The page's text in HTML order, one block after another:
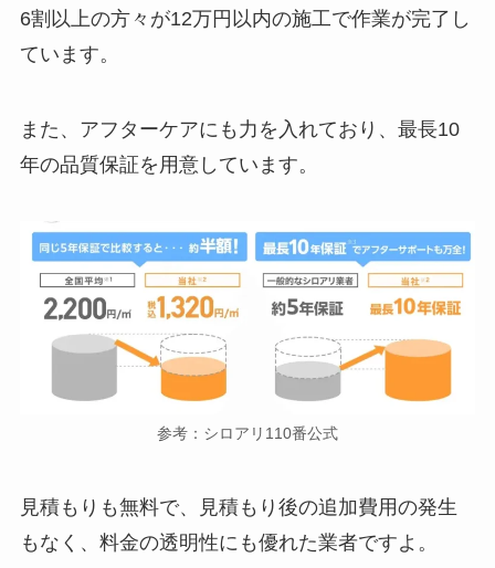
6割以上の方々が12万円以内の施工で作業が完了し
ています。
また、アフターケアにも力を入れており、最長10
年の品質保証を用意しています。
参考：シロアリ110番公式
見積もりも無料で、見積もり後の追加費用の発生
もなく、料金の透明性にも優れた業者ですよ。